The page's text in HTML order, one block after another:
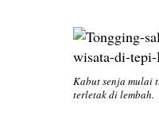
Kabut senja mulai
terletak di lembah.